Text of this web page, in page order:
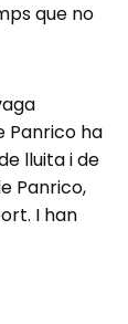
que no
Panrico ha
lluita i de
Panrico,
I han